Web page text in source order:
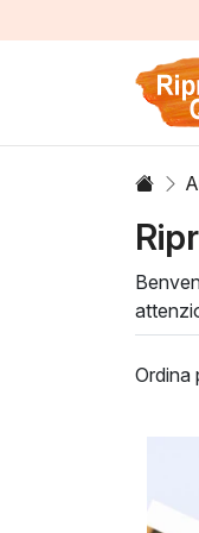
una
Le
Ordina